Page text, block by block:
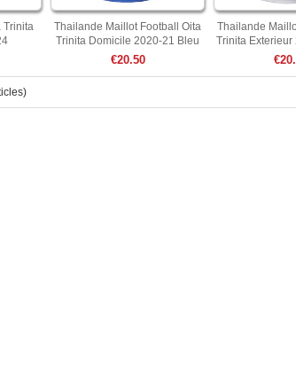
Trinita
Thailande Maillot Football Oita
Trinita Domicile 2020-21 Bleu
€20.50
Thailande
Trinita